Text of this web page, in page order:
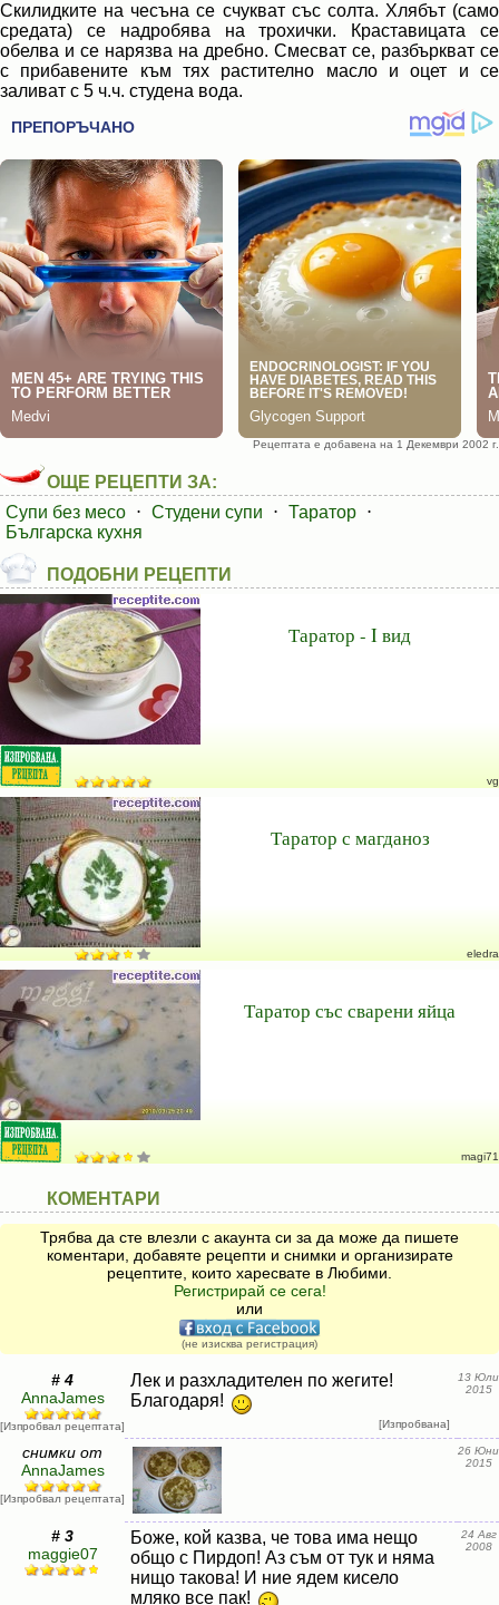
Скилидките на чесъна се счукват със солта. Хлябът (само
средата) се надробява на трохички. Краставицата се
обелва и се нарязва на дребно. Смесват се, разбъркват се
с прибавените към тях растително масло и оцет и се
заливат с 5 ч.ч. студена вода.
Рецептата е добавена на 1 Декември 2002 г.
ОЩЕ РЕЦЕПТИ ЗА:
Супи без месо ⋅ Студени супи ⋅ Таратор ⋅
Българска кухня
ПОДОБНИ РЕЦЕПТИ
Таратор - I вид
vg
Таратор с магданоз
eledra
Таратор със сварени яйца
magi71
КОМЕНТАРИ
Трябва да сте влезли с акаунта си за да може да пишете
коментари, добавяте рецепти и снимки и организирате
рецептите, които харесвате в Любими.
Регистрирай се сега!
или
(не изисква регистрация)
# 4
AnnaJames
[Изпробвал рецептата]
Лек и разхладителен по жегите!
Благодаря!
[Изпробвана]
13 Юли
2015
снимки от
AnnaJames
[Изпробвал рецептата]
26 Юни
2015
# 3
maggie07
Боже, кой казва, че това има нещо
общо с Пирдоп! Аз съм от тук и няма
нищо такова! И ние ядем кисело
мляко все пак!
24 Авг
2008